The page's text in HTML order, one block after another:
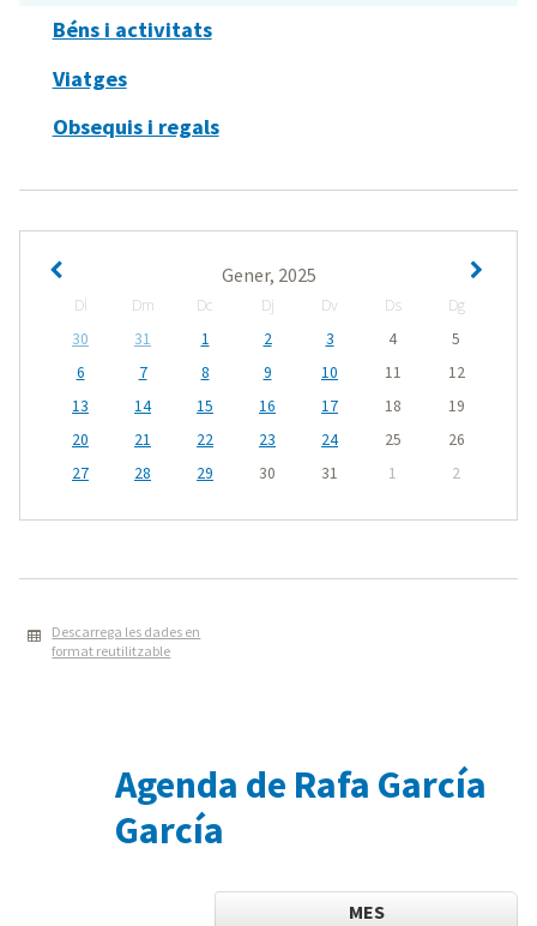
Béns i activitats
Viatges
Obsequis i regals
Gener, 2025
Dl Dm Dc Dj Dv Ds
Dg
30
31 1 2 3 4
5
6
7 8 9 10 11
12
13
14 15 16 17 18
19
20
21 22 23 24 25
26
27
28 29 30 31 1 2
Descarrega les dades en
format reutilitzable
Agenda de Rafa García
García
MES